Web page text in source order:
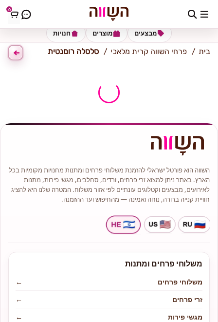
0 כתובת למשלוח הזינו כתובת
חנויות מוצרים מבצעים
בית פרחי השווה קרית מלאכי סלסלה רומנטית
השווה הוא פורטל ישראלי להזמנת משלוחי פרחים ומתנות מחנויות מקומיות בכל
הארץ. באתר ניתן למצוא זרי פרחים, ורדים, סחלבים, מגשי פירות, מתנות
לאירועים, מבצעים וקטלוגים עונתיים לפי אזור משלוח. המטרה שלנו היא להציג
חוויית קנייה ברורה, נוחה ואמינה — מהחיפוש ועד ההזמנה.
משלוחי פרחים ומתנות
משלוחי פרחים
←
זרי פרחים
←
מגשי פירות
←